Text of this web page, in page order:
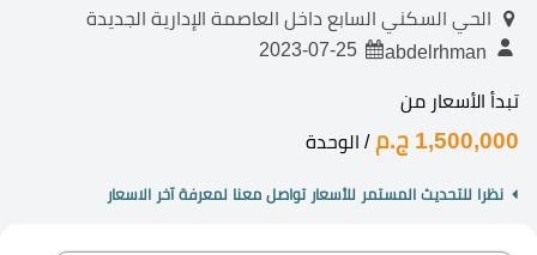
الحي السكني السابع داخل العاصمة الإدارية الجديدة
2023-07-25
تبدأ الأسعار من
1,500,000 ج.م / الوحدة
نظرا للتحديث المستمر للأسعار تواصل معنا لمعرفة آخر الاسعار